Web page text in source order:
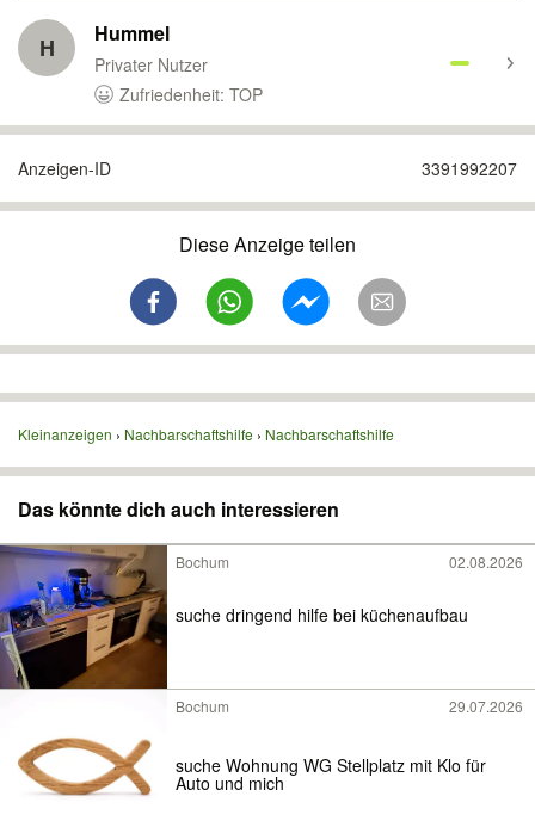
H Hummel
Privater Nutzer
Zufriedenheit: TOP
Anzeigen-ID 3391992207
Diese Anzeige teilen
Kleinanzeigen Nachbarschaftshilfe Nachbarschaftshilfe
Das könnte dich auch interessieren
Bochum 02.08.2026
suche dringend hilfe bei küchenaufbau
Bochum 29.07.2026
suche Wohnung WG Stellplatz mit Klo für
Auto und mich